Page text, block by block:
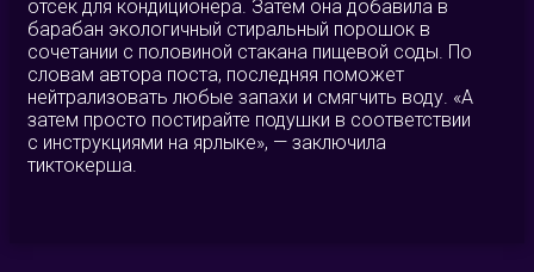
отсек для кондиционера. Затем она добавила в
барабан экологичный стиральный порошок в
сочетании с половиной стакана пищевой соды. По
словам автора поста, последняя поможет
нейтрализовать любые запахи и смягчить воду. «А
затем просто постирайте подушки в соответствии
с инструкциями на ярлыке», — заключила
тиктокерша.